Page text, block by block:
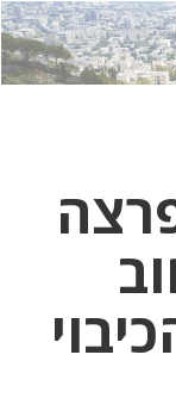
לחץ
כאן
לחץ
כדי